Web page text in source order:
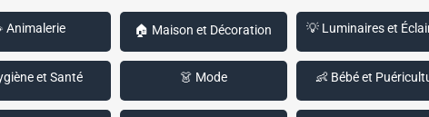
Animalerie 🏠 Maison et Décoration 💡 Luminaires et
et Santé 👗 Mode 👶 Bébé et